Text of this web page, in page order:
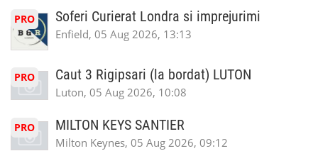
PRO Soferi Curierat Londra si imprejurimi
Enfield, 05 Aug 2026, 13:13
PRO Caut 3 Rigipsari (la bordat) LUTON
Luton, 05 Aug 2026, 10:08
PRO MILTON KEYS SANTIER
Milton Keynes, 05 Aug 2026, 09:12